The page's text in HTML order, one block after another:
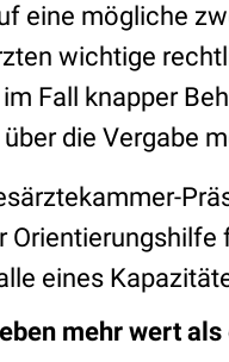
eine mögliche
wichtige
Fall knapper
die Vergabe
eines
mehr wert als